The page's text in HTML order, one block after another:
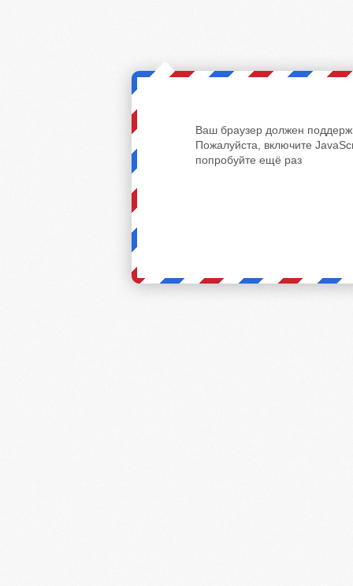
Ваш браузер должен
Пожалуйста, включите
попробуйте ещё раз